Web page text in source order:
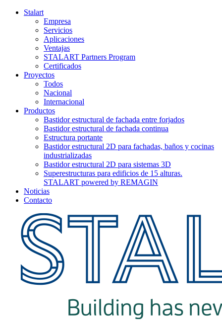
Stalart
Empresa
Servicios
Aplicaciones
Ventajas
STALART Partners Program
Certificados
Proyectos
Todos
Nacional
Internacional
Productos
Bastidor estructural de fachada entre forjados
Bastidor estructural de fachada continua
Estructura portante
Bastidor estructural 2D para fachadas, baños y cocinas
industrializadas
Bastidor estructural 2D para sistemas 3D
Superestructuras para edificios de 15 alturas.
STALART powered by REMAGIN
Noticias
Contacto